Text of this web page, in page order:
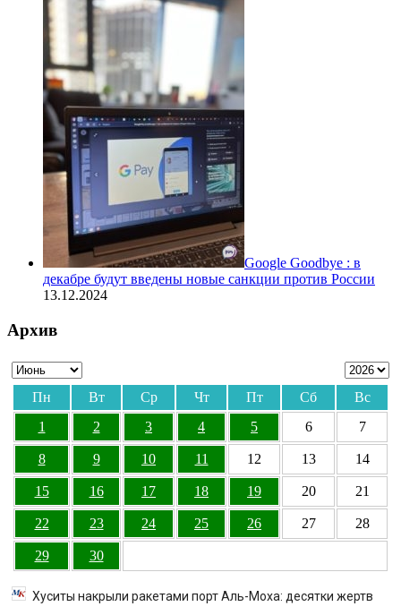
Google Goodbye : в
декабре будут введены новые санкции против России
13.12.2024
Архив
Пн Вт Ср Чт Пт Сб
Вс
1
2 3 4 5 6 7
8 9 10 11 12 13 14
15 16 17 18 19 20 21
22 23 24 25 26 27 28
29 30
Хуситы накрыли ракетами порт Аль-Моха: десятки жертв